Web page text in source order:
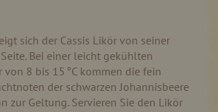
sich der Cassis Likör von seiner
Bei einer leicht gekühlten
von 8 bis 15 °C kommen die fein
der schwarzen Johannisbeere
zur Geltung. Servieren Sie den Likör